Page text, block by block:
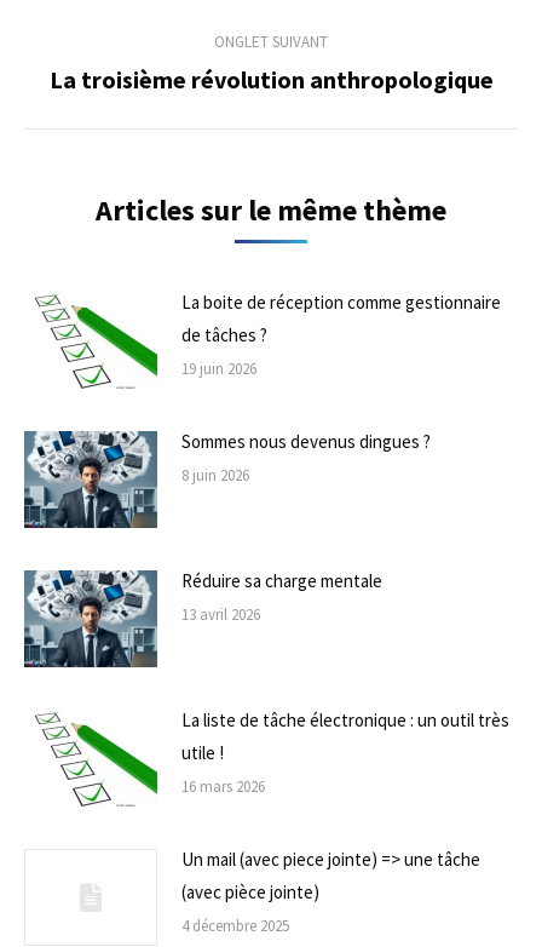
ONGLET SUIVANT
Onglet
La troisième révolution anthropologique
Articles sur le même thème
La boite de réception comme gestionnaire
de tâches ?
19 juin 2026
Sommes nous devenus dingues ?
8 juin 2026
Réduire sa charge mentale
13 avril 2026
La liste de tâche électronique : un outil très
utile !
16 mars 2026
Un mail (avec piece jointe) => une tâche
(avec pièce jointe)
4 décembre 2025